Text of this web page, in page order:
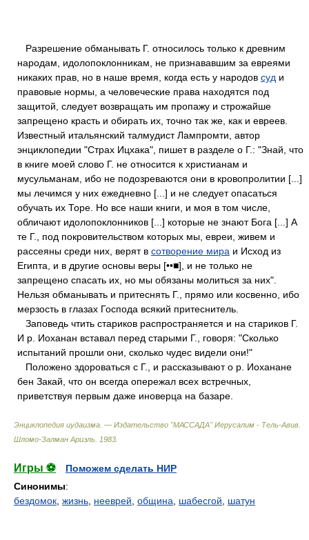
Разрешение обманывать Г. относилось только к древним
народам, идолопоклонникам, не признававшим за евреями
никаких прав, но в наше время, когда есть у народов суд и
правовые нормы, а человеческие права находятся под
защитой, следует возвращать им пропажу и строжайше
запрещено красть и обирать их, точно так же, как и евреев.
Известный итальянский талмудист Лампромти, автор
энциклопедии "Страх Ицхака", пишет в разделе о Г.: "Знай, что
в книге моей слово Г. не относится к христианам и
мусульманам, ибо не подозреваются они в кровопролитии [...]
мы лечимся у них ежедневно [...] и не следует опасаться
обучать их Торе. Но все наши книги, и моя в том числе,
обличают идолопоклонников [...] которые не знают Бога [...] А
те Г., под покровительством которых мы, евреи, живем и
рассеяны среди них, верят в сотворение мира и Исход из
Египта, и в другие основы веры [••■], и не только не
запрещено спасать их, но мы обязаны молиться за них".
Нельзя обманывать и притеснять Г., прямо или косвенно, ибо
мерзость в глазах Господа всякий притеснитель.
Заповедь чтить стариков распространяется и на стариков Г.
И р. Иоханан вставал перед старыми Г., говоря: "Сколько
испытаний прошли они, сколько чудес видели они!"
Положено здороваться с Г., и рассказывают о р. Иоханане
бен Закай, что он всегда опережал всех встречных,
приветствуя первым даже иноверца на базаре.
Энциклопедия иудаизма. — Издательство "МАССАДА" Иерусалим - Тель-Авив
Шломо-Залман Ариэль
1983
Игры ⚽
Поможем сделать НИР
Синонимы:
бездомок жизнь нееврей община шабесгой шатун